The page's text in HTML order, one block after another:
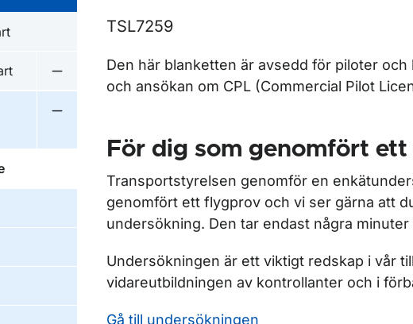
Undermeny för Blanketter för luftfart
TSL7259
Den här blanketten är avsedd för piloter
och ansökan om CPL (Commercial Pilot
För dig som genomfört
Transportstyrelsen genomför en
genomfört ett flygprov och vi ser gärna att
undersökning. Den tar endast några minuter
Undersökningen är ett viktigt redskap i vår
vidareutbildningen av kontrollanter och i
Gå till undersökningen